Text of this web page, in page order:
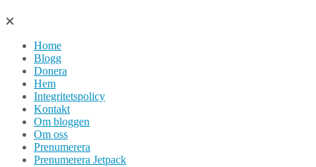
Hoppa
innehållHome
Blogg
Donera
Hem
Integritetspolicy
Kontakt
Om bloggen
Om oss
Prenumerera
Prenumerera Jetpack